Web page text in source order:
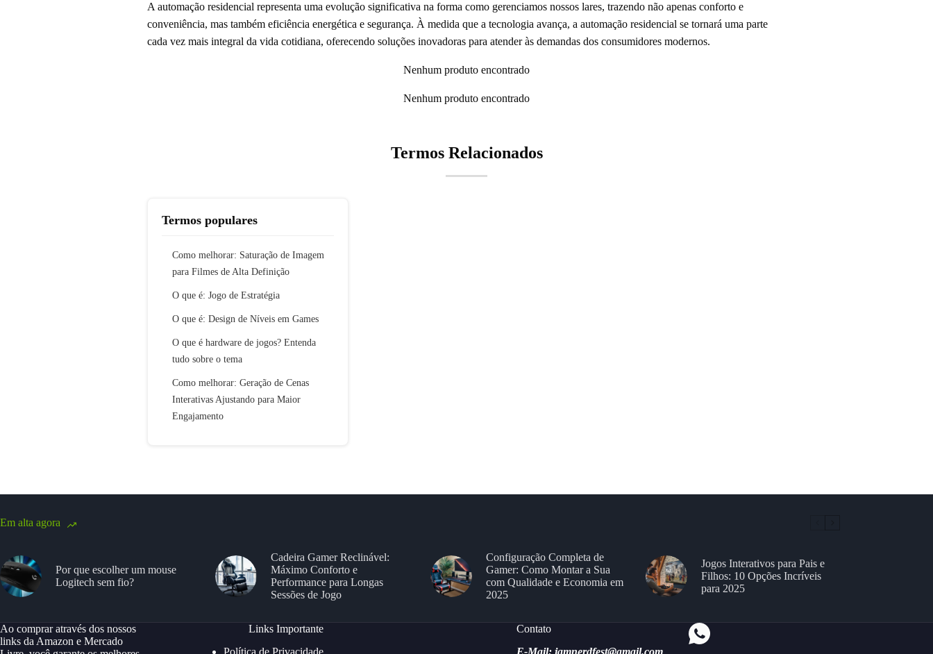
A automação residencial representa uma evolução significativa na forma como gerenciamos nossos lares, trazendo não apenas conforto e
conveniência, mas também eficiência energética e segurança. À medida que a tecnologia avança, a automação residencial se tornará uma parte
cada vez mais integral da vida cotidiana, oferecendo soluções inovadoras para atender às demandas dos consumidores modernos.
Nenhum produto encontrado
Nenhum produto encontrado
Termos Relacionados
Termos populares
Como melhorar: Saturação de Imagem
para Filmes de Alta Definição
O que é: Jogo de Estratégia
O que é: Design de Níveis em Games
O que é hardware de jogos? Entenda
tudo sobre o tema
Como melhorar: Geração de Cenas
Interativas Ajustando para Maior
Engajamento
Em alta agora
Por que escolher um mouse
Logitech sem fio?
Cadeira Gamer Reclinável:
Máximo Conforto e
Performance para Longas
Sessões de Jogo
Configuração Completa de
Gamer: Como Montar a Sua
com Qualidade e Economia em
2025
Jogos Interativos para Pais e
Filhos: 10 Opções Incríveis
para 2025
Ao comprar através dos nossos
links da Amazon e Mercado
Links Importante
Política de Privacidade
Contato
E-Mail: jamnerdfest@gmail.com